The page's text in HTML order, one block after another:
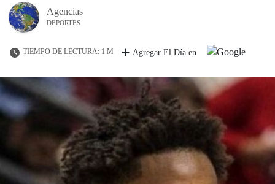
Agencias
DEPORTES
TIEMPO DE LECTURA: 1 M Agregar El Día en